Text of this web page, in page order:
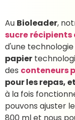
Au Bioleader,
sucre
d'une
papier
des conteneurs
pour les repas,
à la fois
pouvons ajuster
800 ml et nous